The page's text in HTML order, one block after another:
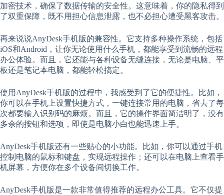
加密技术，确保了数据传输的安全性。这意味着，你的隐私得到
了双重保障，既不用担心信息泄露，也不必担心遭受黑客攻击。
再来说说AnyDesk手机版的兼容性。它支持多种操作系统，包括
iOS和Android，让你无论使用什么手机，都能享受到流畅的远程
办公体验。而且，它还能与各种设备无缝连接，无论是电脑、平
板还是笔记本电脑，都能轻松搞定。
使用AnyDesk手机版的过程中，我感受到了它的便捷性。比如，
你可以在手机上设置快捷方式，一键连接常用的电脑，省去了每
次都要输入识别码的麻烦。而且，它的操作界面简洁明了，没有
多余的按钮和选项，即使是电脑小白也能迅速上手。
AnyDesk手机版还有一些贴心的小功能。比如，你可以通过手机
控制电脑的鼠标和键盘，实现远程操作；还可以在电脑上查看手
机屏幕，方便你在多个设备间切换工作。
AnyDesk手机版是一款非常值得推荐的远程办公工具。它不仅提